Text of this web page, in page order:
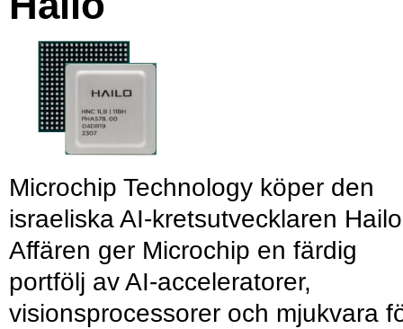
Microchip Technology köper den
israeliska AI-kretsutvecklaren
Affären ger Microchip en färdig
portfölj av AI-acceleratorer,
visionsprocessorer och mjukvara